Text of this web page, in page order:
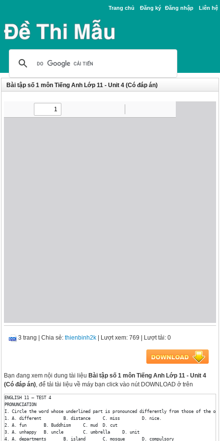
Trang chủ Đăng ký Đăng nhập Liên hệ
Bài tập số 1 môn Tiếng Anh Lớp 11 - Unit 4 (Có đáp án)
3 trang |Chia sẻ:thienbinh2k | Lượt xem: 769 | Lượt tải: 0
Bạn đang xem nội dung tài liệu Bài tập số 1 môn Tiếng Anh Lớp 11 - Unit 4
(Có đáp án), để tải tài liệu về máy bạn click vào nút DOWNLOAD ở trên
ENGLISH 11 – TEST 4
PRONUNCIATION
I. Circle the word whose underlined part is pronounced differently from those of the
1. A. different 	B. distance 	C. miss 	D. nice.
2. A. fun 	B. Buddhism 	C. mud 	D. cut
3. A. unhappy 	B. uncle 	C. umbrella 	D. unit
4. A. departments 	B. island 	C. mosque 	D. compulsory